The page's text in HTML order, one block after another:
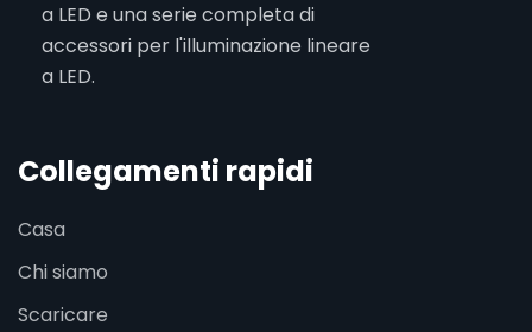
a LED e una serie completa di
accessori per l'illuminazione lineare
a LED.
Collegamenti rapidi
Casa
Chi siamo
Scaricare